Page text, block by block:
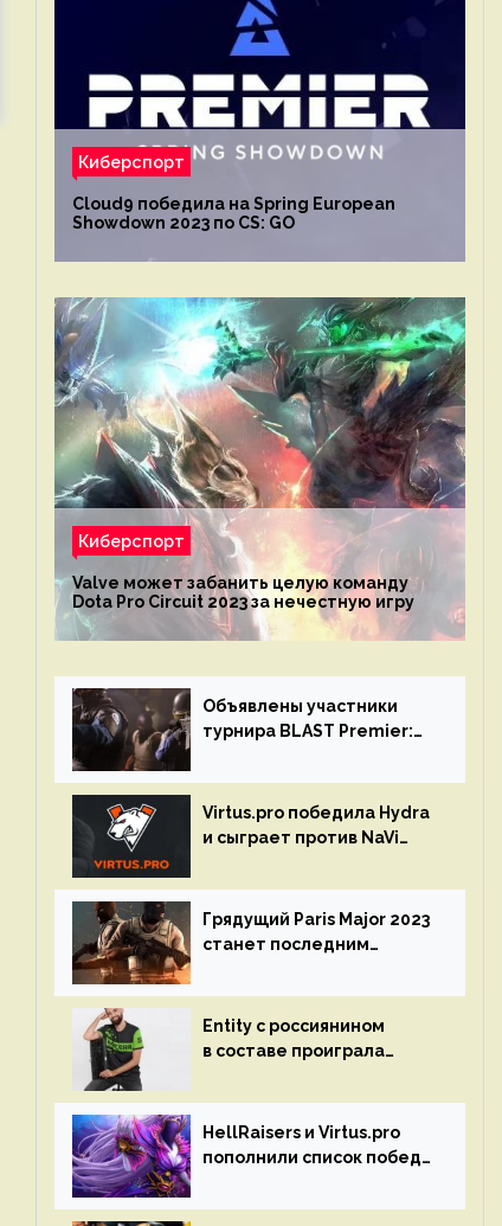
Киберспорт
Cloud9 победила на Spring European
Showdown 2023 по CS: GO
Киберспорт
Valve может забанить целую команду
Dota Pro Circuit 2023 за нечестную игру
Объявлены участники
турнира BLAST Premier:
Virtus.pro победила Hydra
и сыграет против NaVi
Circuit
Грядущий Paris Major 2023
станет последним
GO
Entity с россиянином
в составе проиграла
Circuit 2023
HellRaisers и Virtus.pro
пополнили список побед